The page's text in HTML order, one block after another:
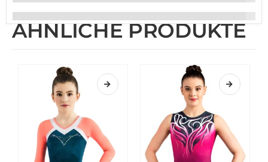
ÄHNLICHE PRODUKTE